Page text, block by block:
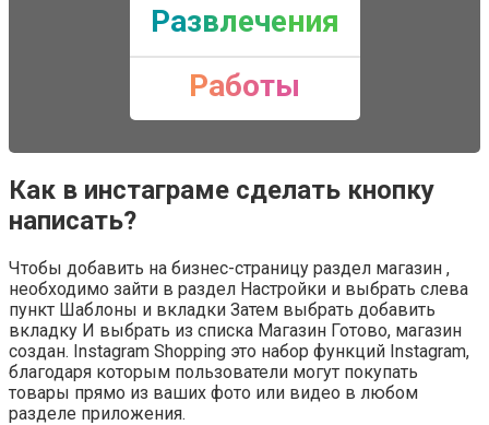
Развлечения
Работы
Как в инстаграме сделать кнопку
написать?
Чтобы добавить на бизнес-страницу раздел магазин ,
необходимо зайти в раздел Настройки и выбрать слева
пункт Шаблоны и вкладки Затем выбрать добавить
вкладку И выбрать из списка Магазин Готово, магазин
создан. Instagram Shopping это набор функций Instagram,
благодаря которым пользователи могут покупать
товары прямо из ваших фото или видео в любом
разделе приложения.